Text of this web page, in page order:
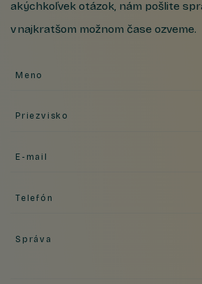
akýchkoľvek otázok, nám pošlite
v najkratšom možnom čase ozveme.
Meno
Priezvisko
E-mail
Telefón
Správa